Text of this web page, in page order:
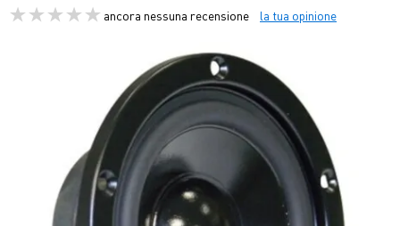
ancora nessuna recensione la tua opinione